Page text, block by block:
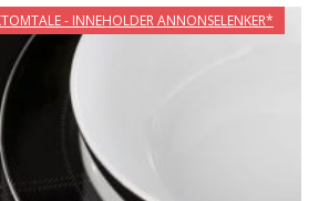
- INNEHOLDER ANNONSELENKER*